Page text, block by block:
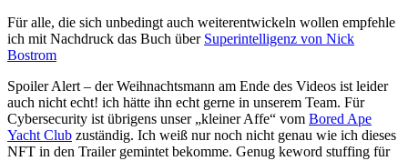
Für alle, die sich unbedingt auch weiterentwickeln wollen empfehle
ich mit Nachdruck das Buch über Superintelligenz von Nick
Bostrom
Spoiler Alert – der Weihnachtsmann am Ende des Videos ist leider
auch nicht echt! ich hätte ihn echt gerne in unserem Team. Für
Cybersecurity ist übrigens unser „kleiner Affe“ vom Bored Ape
Yacht Club zuständig. Ich weiß nur noch nicht genau wie ich dieses
NFT in den Trailer gemintet bekomme. Genug keword stuffing für